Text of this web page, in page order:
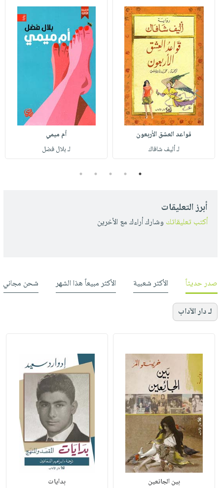
قواعد العشق الأربعون
لـ أليف شافاك
أم ميمي
لـ بلال فضل
1
2
3
4
5
أبرز التعليقات
أكتب تعليقاتك وشارك أراءك مع الأخرين
صدر حديثاً الأكثر شعبية الأكثر مبيعاً هذا الشهر شحن مجاني
لـ دار الآداب
بين الجائعين بدايات